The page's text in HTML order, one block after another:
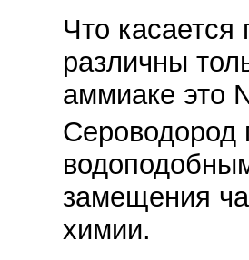
Что касается
различны
аммиаке это
Сероводород
замещения
химии.